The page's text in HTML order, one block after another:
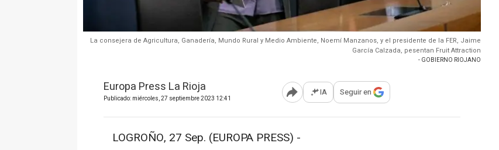
La consejera de Agricultura, Ganadería, Mundo Rural y Medio Ambiente, Noemí Manzanos, y el presidente de la FER, Jaime
García Calzada, pesentan Fruit Attraction
- GOBIERNO RIOJANO
Europa Press La Rioja
Publicado: miércoles, 27 septiembre 2023 12:41 Abrir opciones para compartir
IA Seguir en
LOGROÑO, 27 Sep. (EUROPA PRESS) -